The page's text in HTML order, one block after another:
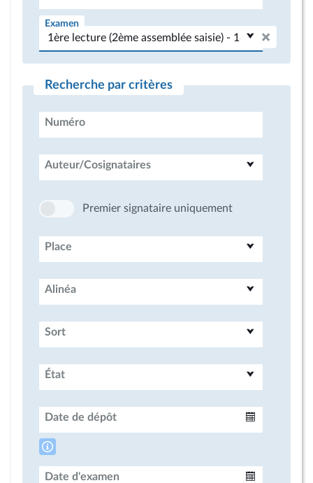
Examen
Recherche par critères
Numéro
Auteur/Cosignataires
Premier signataire uniquement
Place
Alinéa
Sort
État
Date de dépôt
Date d'examen